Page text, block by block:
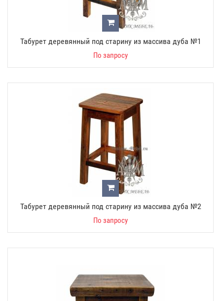
Табурет деревянный под старину из массива дуба №1
По запросу
Табурет деревянный под старину из массива дуба №2
По запросу